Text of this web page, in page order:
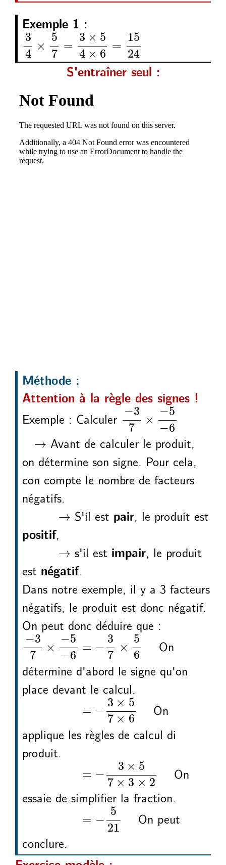
Exemple 1 :
3
4
×
5
7
=
3 × 5
4 × 6
=
15
24
34×57=3 ×54×6 1524
S'entraîner seul :
Méthode :
Attention à la règle des signes !
Exemple : Calculer −3
7
×
−5
−6
−37×−5−6
→ Avant de calculer le produit,
on détermine son signe. Pour cela,
con compte le nombre de facteurs
négatifs.
→ S'il est pair, le produit est
positif,
→ s'il est impair, le produit
est négatif.
Dans notre exemple, il y a 3 facteurs
négatifs, le produit est donc négatif.
On peut donc déduire que :
−3
7
×
−5
−6
= −
3
7
×
5
6
−37×−5−6= −37×56
On
détermine d'abord le signe qu'on
place devant le calcul.
= −
3 × 5
7 × 6
−37×−5−6=−3×57×
On
applique les règles de calcul di
produit.
= −
3 × 5
7 × 3 × 2
−37×− ×5 7×3
On
essaie de simplifier la fraction.
= −
5
21
−37× −5 −6=−521
On peut
conclure.